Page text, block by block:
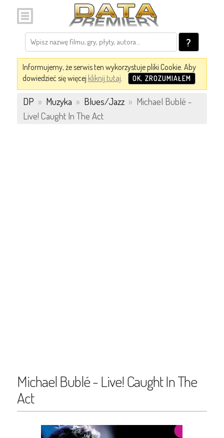
?
Informujemy, że serwis ten wykorzystuje pliki Cookie. Aby
dowiedzieć się więcej kliknij tutaj. OK, ZROZUMIAŁEM
DP » Muzyka » Blues/Jazz » Michael Bublé -
Live! Caught In The Act
Michael Bublé - Live! Caught In The
Act